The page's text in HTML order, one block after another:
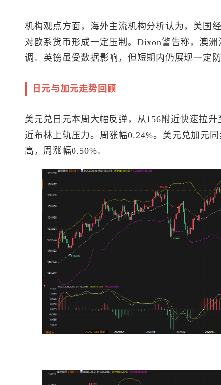
机构观点方面，海外主流机构分析认为，美国
对欧系货币形成一定压制。Dixon警告称，澳
调。英镑虽受数据影响，但短期内仍展现一定
日元与加元走势回顾
美元兑日元本周大幅反弹，从156附近快速拉
近布林上轨压力。周涨幅0.24%。 美元兑加元
高，周涨幅0.50%。